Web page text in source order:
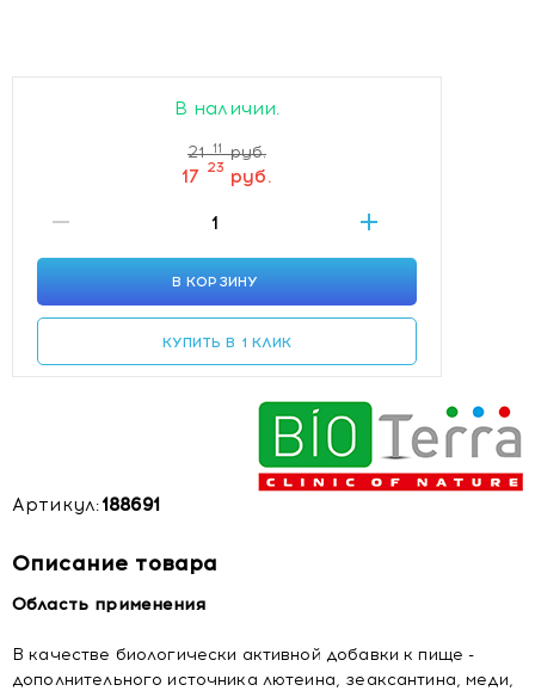
В наличии.
21 11 руб.
17 23 руб.
В КОРЗИНУ
КУПИТЬ В 1 КЛИК
Артикул:188691
Описание товара
Область применения
В качестве биологически активной добавки к пище -
дополнительного источника лютеина, зеаксантина, меди,